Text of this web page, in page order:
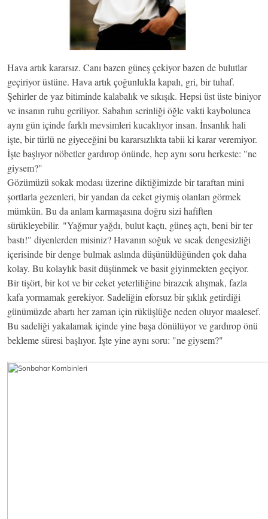
Hava artık kararsız. Canı bazen güneş çekiyor bazen de bulutlar
geçiriyor üstüne. Hava artık çoğunlukla kapalı, gri, bir tuhaf.
Şehirler de yaz bitiminde kalabalık ve sıkışık. Hepsi üst üste biniyor
ve insanın ruhu geriliyor. Sabahın serinliği öğle vakti kaybolunca
aynı gün içinde farklı mevsimleri kucaklıyor insan. İnsanlık hali
işte, bir türlü ne giyeceğini bu kararsızlıkta tabii ki karar veremiyor.
İşte başlıyor nöbetler gardırop önünde, hep aynı soru herkeste: "ne
giysem?"
Gözümüzü sokak modası üzerine diktiğimizde bir taraftan mini
şortlarla gezenleri, bir yandan da ceket giymiş olanları görmek
mümkün. Bu da anlam karmaşasına doğru sizi hafiften
sürükleyebilir. "Yağmur yağdı, bulut kaçtı, güneş açtı, beni bir ter
bastı!" diyenlerden misiniz? Havanın soğuk ve sıcak dengesizliği
içerisinde bir denge bulmak aslında düşünüldüğünden çok daha
kolay. Bu kolaylık basit düşünmek ve basit giyinmekten geçiyor.
Bir tişört, bir kot ve bir ceket yeterliliğine birazcık alışmak, fazla
kafa yormamak gerekiyor. Sadeliğin eforsuz bir şıklık getirdiği
günümüzde abartı her zaman için rüküşlüğe neden oluyor maalesef.
Bu sadeliği yakalamak içinde yine başa dönülüyor ve gardırop önü
bekleme süresi başlıyor. İşte yine aynı soru: "ne giysem?"